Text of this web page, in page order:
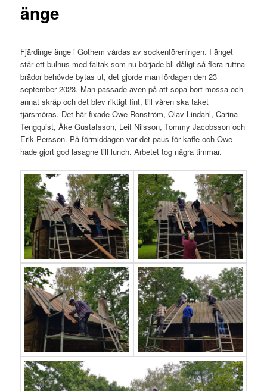
änge
Fjärdinge änge i Gothem vårdas av sockenföreningen. I änget
står ett bulhus med faltak som nu började bli dåligt så flera ruttna
brädor behövde bytas ut, det gjorde man lördagen den 23
september 2023. Man passade även på att sopa bort mossa och
annat skräp och det blev riktigt fint, till våren ska taket
tjärsmöras. Det här fixade Owe Ronström, Olav Lindahl, Carina
Tengquist, Åke Gustafsson, Leif Nilsson, Tommy Jacobsson och
Erik Persson. På förmiddagen var det paus för kaffe och Owe
hade gjort god lasagne till lunch. Arbetet tog några timmar.